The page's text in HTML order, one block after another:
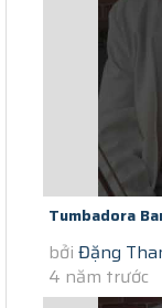
Tumbadora
Lockdown Mot
bởi Đặng
4 năm trước